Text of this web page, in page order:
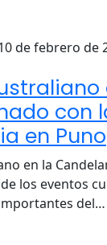
de febrero de
con
en Puno
en la
los eventos
del…